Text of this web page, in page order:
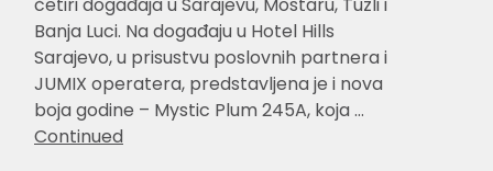
četiri događaja u Sarajevu, Mostaru, Tuzli i
Banja Luci. Na događaju u Hotel Hills
Sarajevo, u prisustvu poslovnih partnera i
JUMIX operatera, predstavljena je i nova
boja godine – Mystic Plum 245A, koja …
Continued